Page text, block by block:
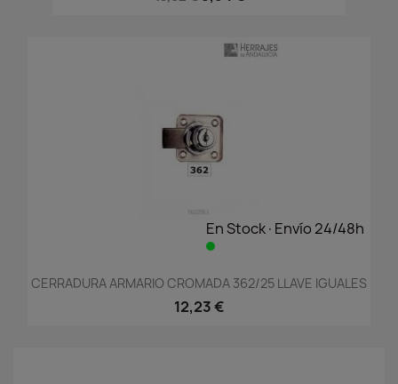
En Stock·Envío 24/48h
CERRADURA ARMARIO CROMADA 362/25 LLAVE IGUALES
12,23 €